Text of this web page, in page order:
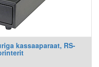
kassaaparaat, RS-